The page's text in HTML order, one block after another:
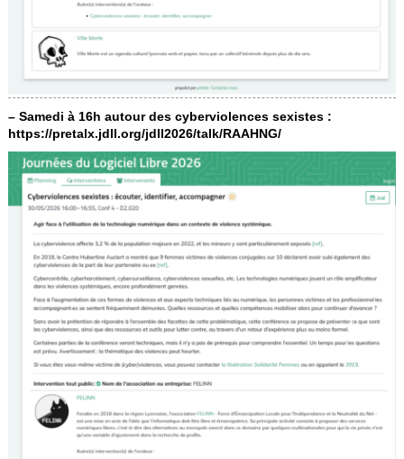
– Samedi à 16h autour des cyberviolences sexistes :
https://pretalx.jdll.org/jdll2026/talk/RAAHNG/